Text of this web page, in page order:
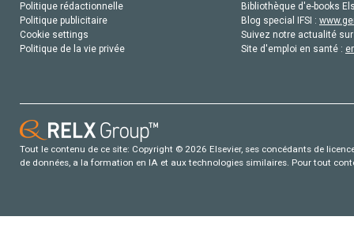
Politique rédactionnelle
Politique publicitaire
Cookie settings
Politique de la vie privée
Bibliothèque d'e-books
Blog special IFSI :
Suivez notre actualité
Site d'emploi en santé :
Tout le contenu de ce site: Copyright © 2026 Elsevier, ses concédants de
de données, a la formation en IA et aux technologies similaires. Pour tout